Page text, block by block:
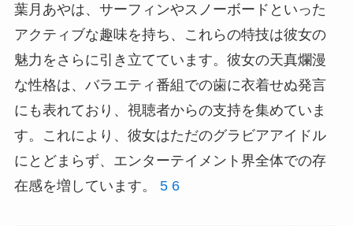
葉月あやは、サーフィンやスノーボードといった
アクティブな趣味を持ち、これらの特技は彼女の
魅力をさらに引き立てています。彼女の天真爛漫
な性格は、バラエティ番組での歯に衣着せぬ発言
にも表れており、視聴者からの支持を集めていま
す。これにより、彼女はただのグラビアアイドル
にとどまらず、エンターテイメント界全体での存
在感を増しています。 5 6